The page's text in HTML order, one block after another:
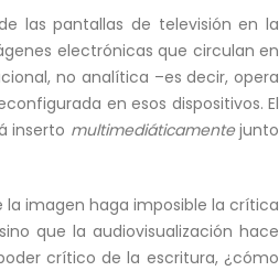
las pantallas de televisión en la
electrónicas que circulan en
no analítica –es decir, opera
en esos dispositivos. El
inserto multimediáticamentejunto
la imagen haga imposible la crítica
que la audiovisualización hace
crítico de la escritura, ¿cómo